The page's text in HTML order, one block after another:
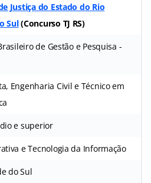
Justiça do Estado do Rio
Sul(Concurso TJ RS)
de Gestão e Pesquisa -
Engenharia Civil e Técnico em
e superior
e Tecnologia da Informação
do Sul